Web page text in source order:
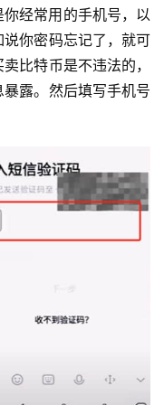
经常用的手机号，以
你密码忘记了，就可
比特币是不违法的，
露。然后填写手机号